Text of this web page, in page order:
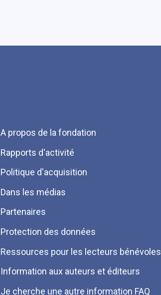
Menu
Pied
de
page
A propos de la fondation
Rapports d'activité
Politique d'acquisition
Dans les médias
Partenaires
Protection des données
Ressources pour les lecteurs bénévoles
Information aux auteurs et éditeurs
Je cherche une autre information FAQ